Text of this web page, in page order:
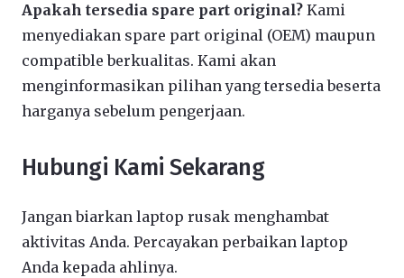
Apakah tersedia spare part original? Kami
menyediakan spare part original (OEM) maupun
compatible berkualitas. Kami akan
menginformasikan pilihan yang tersedia beserta
harganya sebelum pengerjaan.
Hubungi Kami Sekarang
Jangan biarkan laptop rusak menghambat
aktivitas Anda. Percayakan perbaikan laptop
Anda kepada ahlinya.